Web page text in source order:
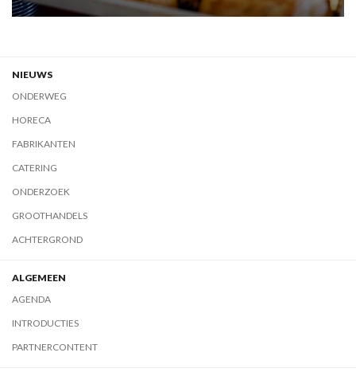
NIEUWS
ONDERWEG
HORECA
FABRIKANTEN
CATERING
ONDERZOEK
GROOTHANDELS
ACHTERGROND
ALGEMEEN
AGENDA
INTRODUCTIES
PARTNERCONTENT